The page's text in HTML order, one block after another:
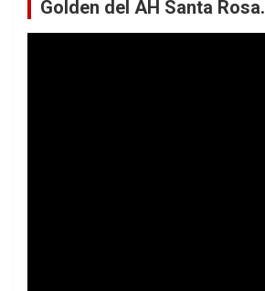
Golden del AH Santa Rosa.